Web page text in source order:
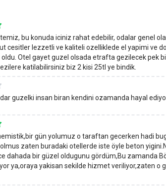
bu konuda iciniz rahat edebilir, odalar genel
cesitler lezzetli ve kaliteli ozelliklede el yapimi ve
Otel gayet guzel olsada etrafta gezilecek pek
katilabilirsiniz biz 2 kisi 25tl ye bindik.
guzelki insan biran kendini ozamanda hayal
gün yolumuz o taraftan gecerken hadi
zaten buradaki otellerde iste öyle beton
dahada bir güzel oldugunu gördüm,Bu zamanda
ya,oraya yakisan sekilde hizmet veriliyor,zaten